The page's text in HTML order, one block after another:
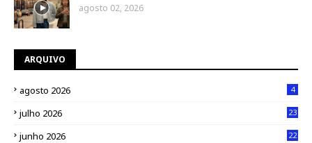
agosto 02, 2026
ARQUIVO
agosto 2026 4
julho 2026 23
junho 2026 22